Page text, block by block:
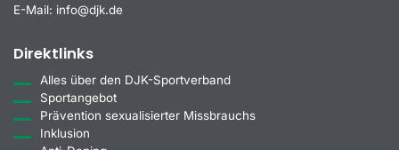
E-Mail: info@djk.de
Direktlinks
Alles über den DJK-Sportverband
Sportangebot
Prävention sexualisierter Missbrauchs
Inklusion